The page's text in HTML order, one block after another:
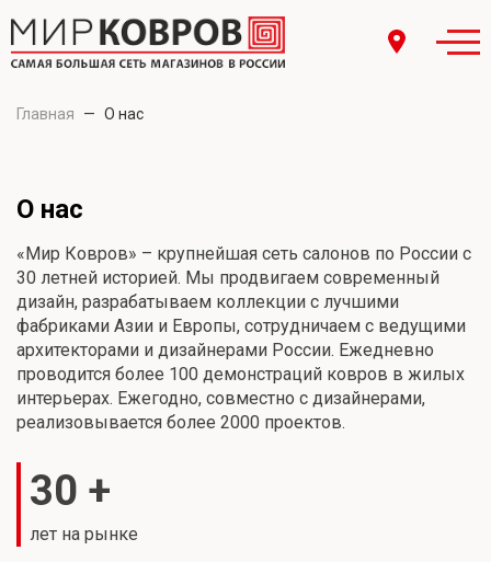
Главная — О нас
О нас
«Мир Ковров» – крупнейшая сеть салонов по России с
30 летней историей. Мы продвигаем современный
дизайн, разрабатываем коллекции с лучшими
фабриками Азии и Европы, сотрудничаем с ведущими
архитекторами и дизайнерами России. Ежедневно
проводится более 100 демонстраций ковров в жилых
интерьерах. Ежегодно, совместно с дизайнерами,
реализовывается более 2000 проектов.
30 +
лет на рынке